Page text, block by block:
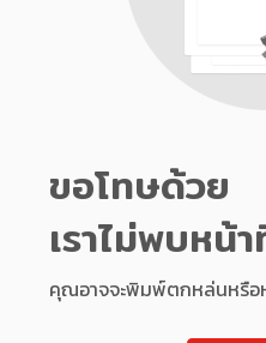
ขอโทษด้วย
เราไม่พบห
คุณอาจจะพิมพ์ตกหล่นหรือ